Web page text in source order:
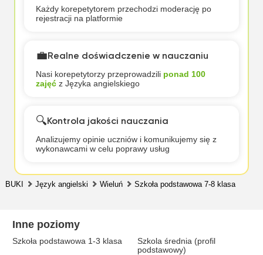
Każdy korepetytorem przechodzi moderację po
rejestracji na platformie
💼Realne doświadczenie w nauczaniu
Nasi korepetytorzy przeprowadzili ponad 100
zajęćz Języka angielskiego
🔍Kontrola jakości nauczania
Analizujemy opinie uczniów i komunikujemy się z
wykonawcami w celu poprawy usług
BUKI Język angielski Wieluń Szkoła podstawowa 7-8 klasa
Inne poziomy
Szkoła podstawowa 1-3 klasa
Szkola średnia (profil
podstawowy)